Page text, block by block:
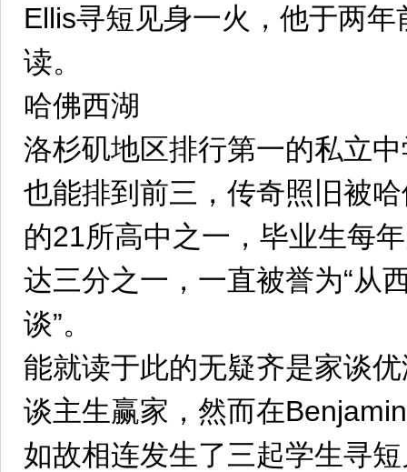
Ellis寻短见身一火，他于两
读。
哈佛西湖
洛杉矶地区排行第一的私立
也能排到前三，传奇照旧被
的21所高中之一，毕业生每
达三分之一，一直被誉为“从
谈”。
能就读于此的无疑齐是家谈
谈主生赢家，然而在
如故相连发生了三起学生寻